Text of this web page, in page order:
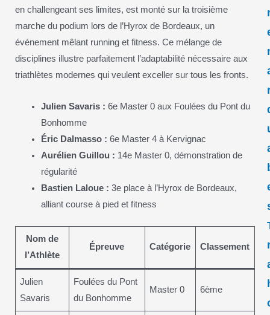
en challengeant ses limites, est monté sur la troisième
marche du podium lors de l’Hyrox de Bordeaux, un
événement mêlant running et fitness. Ce mélange de
disciplines illustre parfaitement l’adaptabilité nécessaire aux
triathlètes modernes qui veulent exceller sur tous les fronts.
Julien Savaris : 6e Master 0 aux Foulées du Pont du
Bonhomme
Éric Dalmasso : 6e Master 4 à Kervignac
Aurélien Guillou : 14e Master 0, démonstration de
régularité
Bastien Laloue : 3e place à l’Hyrox de Bordeaux,
alliant course à pied et fitness
Nom de
l’Athlète
Épreuve Catégorie Classement
Julien
Savaris
Foulées du Pont
du Bonhomme
Master 0 6ème